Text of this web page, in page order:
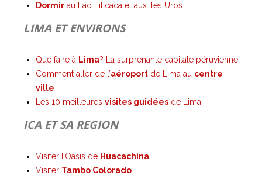
Dormir au Lac Titicaca et aux Iles Uros
LIMA ET ENVIRONS
Que faire à Lima? La surprenante capitale péruvienne
Comment aller de l’aéroport de Lima au centre
ville
Les 10 meilleures visites guidées de Lima
ICA ET SA REGION
Visiter l’Oasis de Huacachina
Visiter Tambo Colorado